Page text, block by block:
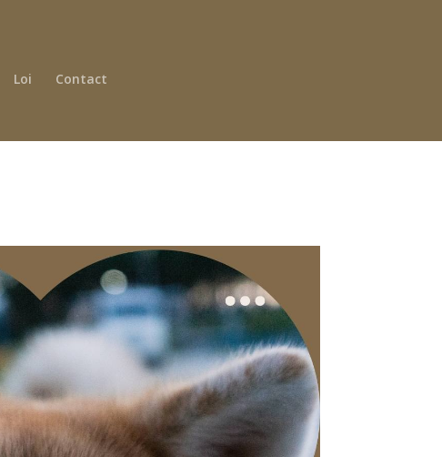
Loi Contact